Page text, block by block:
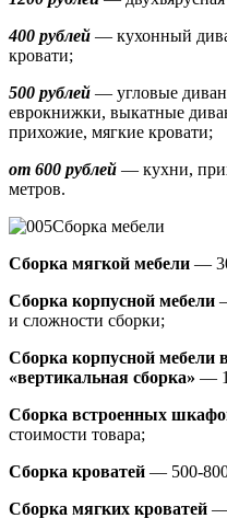
400 рублей — кухонный
кровати;
500 рублей — угловые
еврокнижки, выкатные
прихожие, мягкие кровати;
от 600 рублей — кухни,
метров.
Сборка мебели
Сборка мягкой мебели —
Сборка корпусной мебели
и сложности сборки;
Сборка корпусной мебели
«вертикальная сборка» —
Сборка встроенных
стоимости товара;
Сборка кроватей — 500-
Сборка мягких кроватей —